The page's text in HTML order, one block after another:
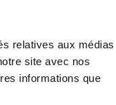
relatives aux médias
site avec nos
informations que